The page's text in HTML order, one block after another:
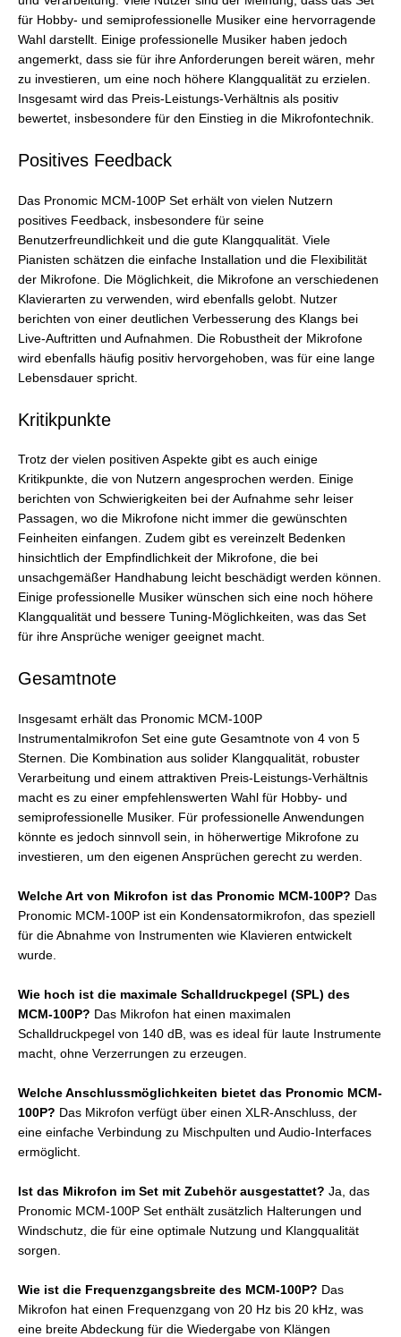
für Hobby- und semiprofessionelle Musiker eine hervorragende
Wahl darstellt. Einige professionelle Musiker haben jedoch
angemerkt, dass sie für ihre Anforderungen bereit wären, mehr
zu investieren, um eine noch höhere Klangqualität zu erzielen.
Insgesamt wird das Preis-Leistungs-Verhältnis als positiv
bewertet, insbesondere für den Einstieg in die Mikrofontechnik.
Positives Feedback
Das Pronomic MCM-100P Set erhält von vielen Nutzern
positives Feedback, insbesondere für seine
Benutzerfreundlichkeit und die gute Klangqualität. Viele
Pianisten schätzen die einfache Installation und die Flexibilität
der Mikrofone. Die Möglichkeit, die Mikrofone an verschiedenen
Klavierarten zu verwenden, wird ebenfalls gelobt. Nutzer
berichten von einer deutlichen Verbesserung des Klangs bei
Live-Auftritten und Aufnahmen. Die Robustheit der Mikrofone
wird ebenfalls häufig positiv hervorgehoben, was für eine lange
Lebensdauer spricht.
Kritikpunkte
Trotz der vielen positiven Aspekte gibt es auch einige
Kritikpunkte, die von Nutzern angesprochen werden. Einige
berichten von Schwierigkeiten bei der Aufnahme sehr leiser
Passagen, wo die Mikrofone nicht immer die gewünschten
Feinheiten einfangen. Zudem gibt es vereinzelt Bedenken
hinsichtlich der Empfindlichkeit der Mikrofone, die bei
unsachgemäßer Handhabung leicht beschädigt werden können.
Einige professionelle Musiker wünschen sich eine noch höhere
Klangqualität und bessere Tuning-Möglichkeiten, was das Set
für ihre Ansprüche weniger geeignet macht.
Gesamtnote
Insgesamt erhält das Pronomic MCM-100P
Instrumentalmikrofon Set eine gute Gesamtnote von 4 von 5
Sternen. Die Kombination aus solider Klangqualität, robuster
Verarbeitung und einem attraktiven Preis-Leistungs-Verhältnis
macht es zu einer empfehlenswerten Wahl für Hobby- und
semiprofessionelle Musiker. Für professionelle Anwendungen
könnte es jedoch sinnvoll sein, in höherwertige Mikrofone zu
investieren, um den eigenen Ansprüchen gerecht zu werden.
Welche Art von Mikrofon ist das Pronomic MCM-100P? Das
Pronomic MCM-100P ist ein Kondensatormikrofon, das speziell
für die Abnahme von Instrumenten wie Klavieren entwickelt
wurde.
Wie hoch ist die maximale Schalldruckpegel (SPL) des
MCM-100P? Das Mikrofon hat einen maximalen
Schalldruckpegel von 140 dB, was es ideal für laute Instrumente
macht, ohne Verzerrungen zu erzeugen.
Welche Anschlussmöglichkeiten bietet das Pronomic MCM-
100P? Das Mikrofon verfügt über einen XLR-Anschluss, der
eine einfache Verbindung zu Mischpulten und Audio-Interfaces
ermöglicht.
Ist das Mikrofon im Set mit Zubehör ausgestattet? Ja, das
Pronomic MCM-100P Set enthält zusätzlich Halterungen und
Windschutz, die für eine optimale Nutzung und Klangqualität
sorgen.
Wie ist die Frequenzgangsbreite des MCM-100P? Das
Mikrofon hat einen Frequenzgang von 20 Hz bis 20 kHz, was
eine breite Abdeckung für die Wiedergabe von Klängen